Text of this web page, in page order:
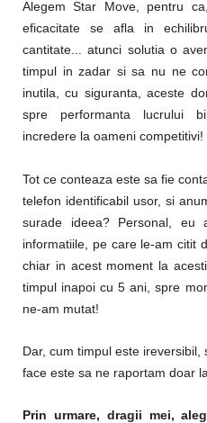
Alegem Star Move, pentru
eficacitate se afla in
cantitate... atunci solutia o
timpul in zadar si sa nu ne
inutila, cu siguranta, aceste
spre performanta lucrului
incredere la oameni competitivi!
Tot ce conteaza este sa fie
telefon identificabil usor, si
surade ideea? Personal, eu
informatiile, pe care le-am citit
chiar in acest moment la
timpul inapoi cu 5 ani, spre
ne-am mutat!
Dar, cum timpul este
face este sa ne raportam doar
Prin urmare, dragii mei,